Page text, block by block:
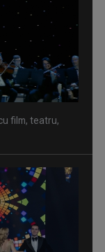
film, teatru,